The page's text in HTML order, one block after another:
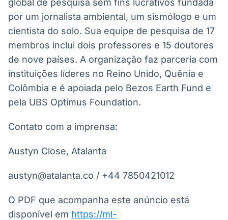
global de pesquisa sem fins lucrativos fundada
por um jornalista ambiental, um sismólogo e um
cientista do solo. Sua equipe de pesquisa de 17
membros inclui dois professores e 15 doutores
de nove países. A organização faz parceria com
instituições líderes no Reino Unido, Quênia e
Colômbia e é apoiada pelo Bezos Earth Fund e
pela UBS Optimus Foundation.
Contato com a imprensa:
Austyn Close, Atalanta
austyn@atalanta.co / +44 7850421012
O PDF que acompanha este anúncio está
disponível em https://ml-